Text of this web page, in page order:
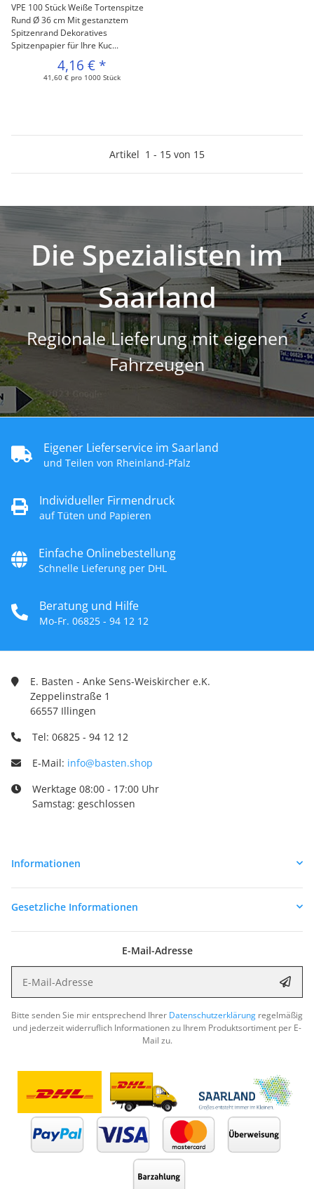
VPE 100 Stück Weiße Tortenspitze
Rund Ø 36 cm Mit gestanztem
Spitzenrand Dekoratives
Spitzenpapier für Ihre Kuc...
4,16 € *
41,60 € pro 1000 Stück
Artikel 1 - 15 von 15
Die Spezialisten im
Saarland
Regionale Lieferung mit eigenen
Fahrzeugen
Eigener Lieferservice im Saarland
und Teilen von Rheinland-Pfalz
Individueller Firmendruck
auf Tüten und Papieren
Einfache Onlinebestellung
Schnelle Lieferung per DHL
Beratung und Hilfe
Mo-Fr. 06825 - 94 12 12
E. Basten - Anke Sens-Weiskircher e.K.
Zeppelinstraße 1
66557 Illingen
Tel: 06825 - 94 12 12
E-Mail: info@basten.shop
Werktage 08:00 - 17:00 Uhr
Samstag: geschlossen
Informationen
Gesetzliche Informationen
E-Mail-Adresse
Bitte senden Sie mir entsprechend Ihrer Datenschutzerklärung regelmäßig
und jederzeit widerruflich Informationen zu Ihrem Produktsortiment per E-
Mail zu.